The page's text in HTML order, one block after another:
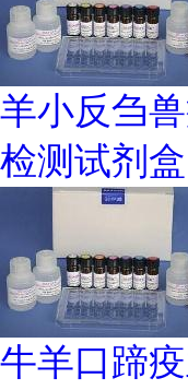
羊小反刍
检测试剂
牛羊口蹄